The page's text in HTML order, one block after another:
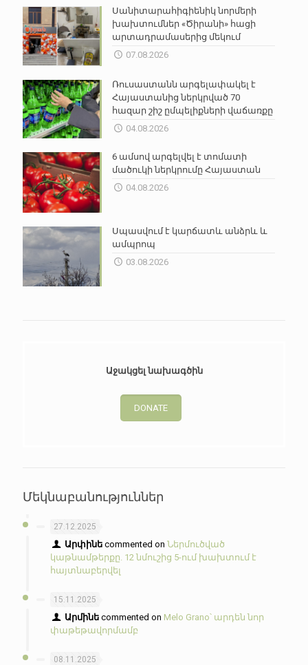
Սանիտարահիգիենիկ նորմերի
խախտումներ «Ծիրանի» հացի
արտադրամասերից մեկում
07.08.2026
Ռուսաստանն արգելափակել է
Հայաստանից ներկրված 70
հազար շիշ ըմպելիքների վաճառքը
04.08.2026
6 ամսով արգելվել է տոմատի
մածուկի ներկրումը Հայաստան
04.08.2026
Սպասվում է կարճատև անձրև և
ամպրոպ
03.08.2026
Աջակցել նախագծին
DONATE
Մեկնաբանություններ
27.12.2025
Արփինե commented onՆերմուծված
կաթնամթերքը. 12 նմուշից 5-ում խախտում է
հայտնաբերվել
15.11.2025
Արմինե commented on Melo Grano՝ արդեն նոր
փաթեթավորմամբ
08.11.2025